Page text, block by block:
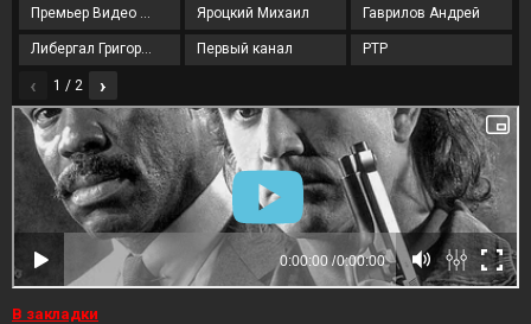
Премьер Видео Фильм Яроцкий Михаил Гаврилов Андрей
Либергал Григорий Первый канал РТР
‹ 1 / 2 ›
В закладки